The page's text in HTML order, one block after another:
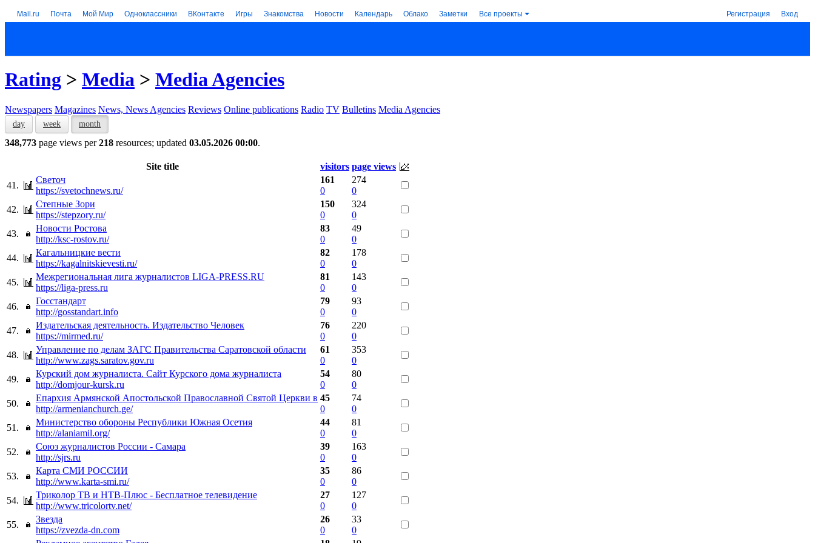
Mail.ru Почта Мой Мир Одноклассники ВКонтакте Игры Знакомства Новости Календарь Облако Заметки Все проекты Регистрация Вход
Rating > Media > Media Agencies
Newspapers Magazines News, News Agencies Reviews Online publications Radio TV Bulletins Media Agencies
day week month
348,773 page views per218 resources; updated 03.05.2026 00:00.
Site title visitors page views
41.
Светоч
https://svetochnews.ru/
161
0
274
0
42.
Степные Зори
https://stepzory.ru/
150
0
324
0
43.
Новости Ростова
http://ksc-rostov.ru/
83
0
49
0
44.
Кагальницкие вести
https://kagalnitskievesti.ru/
82
0
178
0
45.
Межрегиональная лига журналистов LIGA-PRESS.RU
https://liga-press.ru
81
0
143
0
46.
Госстандарт
http://gosstandart.info
79
0
93
0
47.
Издательская деятельность. Издательство Человек
https://mirmed.ru/
76
0
220
0
48.
Управление по делам ЗАГС Правительства Саратовской области
http://www.zags.saratov.gov.ru
61
0
353
0
49.
Курский дом журналиста. Сайт Курского дома журналиста
http://domjour-kursk.ru
54
0
80
0
50.
Епархия Армянской Апостольской Православной Святой Церкви в
http://armenianchurch.ge/
45
0
74
0
51.
Министерство обороны Республики Южная Осетия
http://alaniamil.org/
44
0
81
0
52.
Союз журналистов России - Самара
http://sjrs.ru
39
0
163
0
53.
Карта СМИ РОССИИ
http://www.karta-smi.ru/
35
0
86
0
54.
Триколор ТВ и НТВ-Плюс - Бесплатное телевидение
http://www.tricolortv.net/
27
0
127
0
55.
Звезда
https://zvezda-dn.com
26
0
33
0